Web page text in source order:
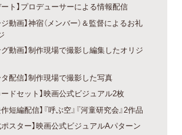
ート】プロデューサーによる情報配信
ジ動画】神宿（メンバー）＆監督によるお礼
グ動画】制作現場で撮影し編集したオリジ
タ配信】制作現場で撮影した写真
ードセット】映画公式ビジュアル2枚
短編配信】『呼ぶ空』『河童研究会』2作品
ポスター】映画公式ビジュアルAパターン